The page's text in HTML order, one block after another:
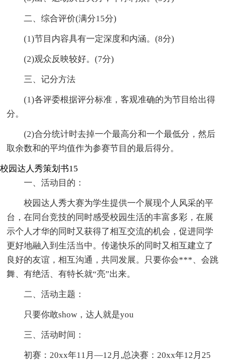
二、综合评价(满分15分)
(1)节目内容具有一定深度和内涵。(8分)
(2)观众反映较好。(7分)
三、记分方法
(1)各评委根据评分标准，客观准确的为节目给出得
分。
(2)合分统计时去掉一个最高分和一个最低分，然后
取余数和的平均值作为参赛节目的最后得分。
校园达人秀策划书15
一、活动目的：
校园达人秀大赛为学生提供一个展现个人风采的平
台，在同台竞技的同时感受校园生活的丰富多彩，在展
示个人才华的同时又获得了相互交流的机会，促进同学
更好地融入到生活当中。传递快乐的同时又相互建立了
良好的友谊，相互沟通，共同发展。只要你会***、会跳
舞、有绝活、有特长就“亮”出来。
二、活动主题：
只要你敢show，达人就是you
三、活动时间：
初赛：20xx年11月—12月,总决赛：20xx年12月25